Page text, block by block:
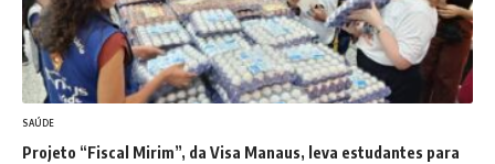
SAÚDE
Projeto “Fiscal Mirim”, da Visa Manaus, leva estudantes para